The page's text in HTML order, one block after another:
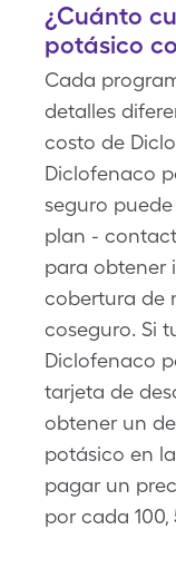
¿Cuánto
potásico
Cada
detalles
costo de
Diclofenaco
seguro
plan -
para obtener
cobertura de
coseguro. Si
Diclofenaco
tarjeta de
obtener un
potásico en
pagar un
por cada